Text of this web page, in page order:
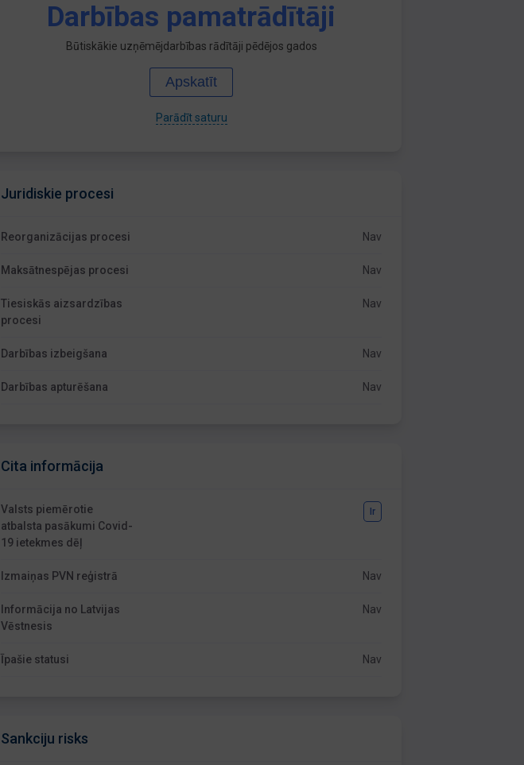
Darbības pamatrādītāji
Būtiskākie uzņēmējdarbības rādītāji pēdējos gados
Apskatīt
Parādīt saturu
Juridiskie procesi
Reorganizācijas procesi Nav
Maksātnespējas procesi Nav
Tiesiskās aizsardzības
procesi
Nav
Darbības izbeigšana Nav
Darbības apturēšana Nav
Cita informācija
Valsts piemērotie
atbalsta pasākumi Covid-
19 ietekmes dēļ
Ir
Izmaiņas PVN reģistrā Nav
Informācija no Latvijas
Vēstnesis
Nav
Īpašie statusi Nav
Sankciju risks